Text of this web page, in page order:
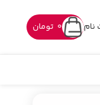
نام تومان 0